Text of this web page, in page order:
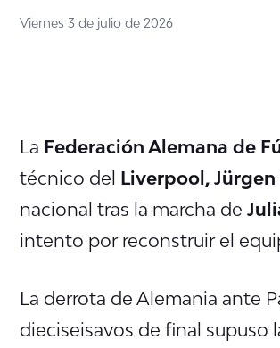
Viernes 3 de julio de 2026
La Federación Alemana de
técnico del Liverpool,
nacional tras la marcha de
intento por reconstruir el
La derrota de Alemania ante
dieciseisavos de final supuso